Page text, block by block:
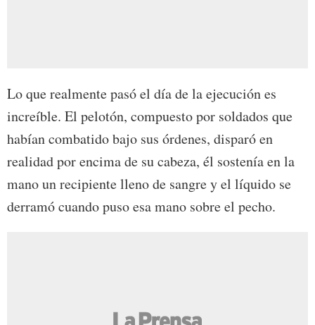
Lo que realmente pasó el día de la ejecución es
increíble. El pelotón, compuesto por soldados que
habían combatido bajo sus órdenes, disparó en
realidad por encima de su cabeza, él sostenía en la
mano un recipiente lleno de sangre y el líquido se
derramó cuando puso esa mano sobre el pecho.